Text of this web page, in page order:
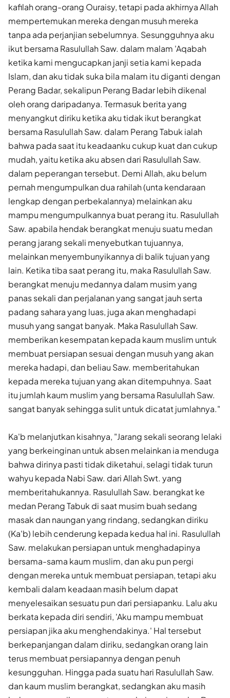
kafilah orang-orang Ouraisy, tetapi pada akhirnya Allah
mempertemukan mereka dengan musuh mereka
tanpa ada perjanjian sebelumnya. Sesungguhnya aku
ikut bersama Rasulullah Saw. dalam malam 'Aqabah
ketika kami mengucapkan janji setia kami kepada
Islam, dan aku tidak suka bila malam itu diganti dengan
Perang Badar, sekalipun Perang Badar lebih dikenal
oleh orang daripadanya. Termasuk berita yang
menyangkut diriku ketika aku tidak ikut berangkat
bersama Rasulullah Saw. dalam Perang Tabuk ialah
bahwa pada saat itu keadaanku cukup kuat dan cukup
mudah, yaitu ketika aku absen dari Rasulullah Saw.
dalam peperangan tersebut. Demi Allah, aku belum
pernah mengumpulkan dua rahilah (unta kendaraan
lengkap dengan perbekalannya) melainkan aku
mampu mengumpulkannya buat perang itu. Rasulullah
Saw. apabila hendak berangkat menuju suatu medan
perang jarang sekali menyebutkan tujuannya,
melainkan menyembunyi­kannya di balik tujuan yang
lain. Ketika tiba saat perang itu, maka Rasulullah Saw.
berangkat menuju medannya dalam musim yang
panas sekali dan perjalanan yang sangat jauh serta
padang sahara yang luas, juga akan menghadapi
musuh yang sangat banyak. Maka Rasulullah Saw.
memberikan kesempatan kepada kaum muslim untuk
membuat persiapan sesuai dengan musuh yang akan
mereka hadapi, dan beliau Saw. memberitahukan
kepada mereka tujuan yang akan ditempuhnya. Saat
itu jumlah kaum muslim yang bersama Rasulullah Saw.
sangat banyak sehingga sulit untuk dicatat jumlahnya."
Ka'b melanjutkan kisahnya, "Jarang sekali seorang lelaki
yang berkeinginan untuk absen melainkan ia menduga
bahwa dirinya pasti tidak diketahui, selagi tidak turun
wahyu kepada Nabi Saw. dari Allah Swt. yang
memberitahukannya. Rasulullah Saw. berangkat ke
medan Perang Tabuk di saat musim buah sedang
masak dan naungan yang rindang, sedangkan diriku
(Ka'b) lebih cenderung kepada kedua hal ini. Rasulullah
Saw. melakukan persiapan untuk menghadapinya
bersama-sama kaum muslim, dan aku pun pergi
dengan mereka untuk membuat persiapan, tetapi aku
kembali dalam keadaan masih belum dapat
menyelesaikan sesuatu pun dari persiapanku. Lalu aku
berkata kepada diri sendiri, 'Aku mampu membuat
persiapan jika aku meng­hendakinya.' Hal tersebut
berkepanjangan dalam diriku, sedangkan orang lain
terus membuat persiapannya dengan penuh
kesungguhan. Hingga pada suatu hari Rasulullah Saw.
dan kaum muslim berangkat, sedangkan aku masih